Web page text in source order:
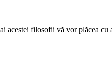
acestei filosofii vă vor plăcea cu